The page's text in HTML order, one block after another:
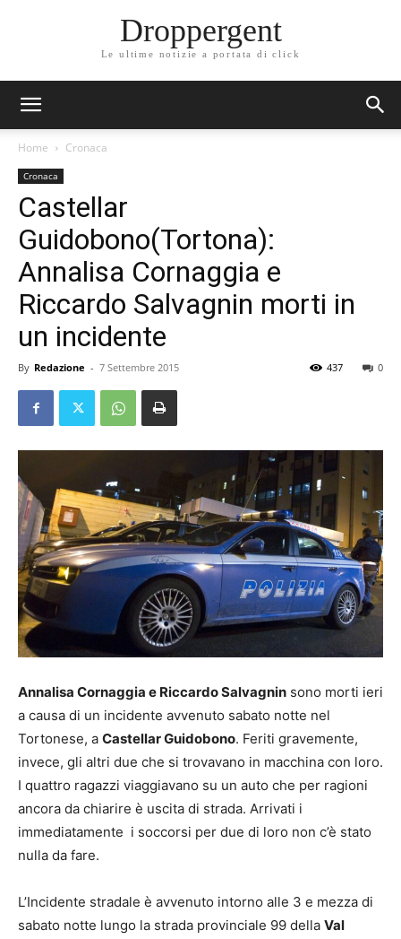
Droppergent
Le ultime notizie a portata di click
Home Cronaca
Cronaca
Castellar
Guidobono(Tortona):
Annalisa Cornaggia e
Riccardo Salvagnin morti in
un incidente
By Redazione - 7 Settembre 2015 0
437
Annalisa Cornaggia e Riccardo Salvagnin sono morti ieri
a causa di un incidente avvenuto sabato notte nel
Tortonese, a Castellar Guidobono. Feriti gravemente,
invece, gli altri due che si trovavano in macchina con loro.
I quattro ragazzi viaggiavano su un auto che per ragioni
ancora da chiarire è uscita di strada. Arrivati i
immediatamente i soccorsi per due di loro non c’è stato
nulla da fare.
L’Incidente stradale è avvenuto intorno alle 3 e mezza di
sabato notte lungo la strada provinciale 99 della Val